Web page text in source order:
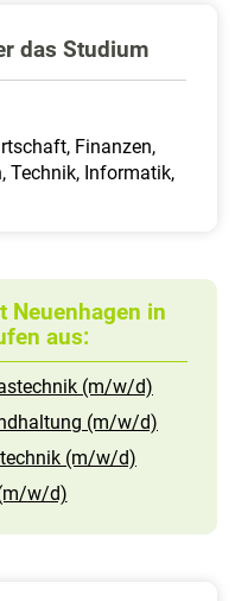
das Studium
Finanzen,
Technik, Informatik,
Neuenhagen in
aus:
(m/w/d)
(m/w/d)
(m/w/d)
w/d)